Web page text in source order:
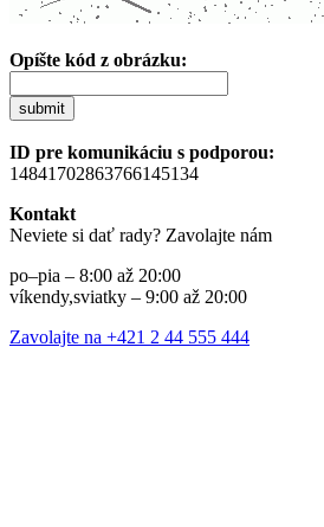
Opíšte kód z obrázku:
submit
ID pre komunikáciu s podporou:
14841702863766145134
Kontakt
Neviete si dať rady? Zavolajte nám
po–pia – 8:00 až 20:00
víkendy,sviatky – 9:00 až 20:00
Zavolajte na +421 2 44 555 444